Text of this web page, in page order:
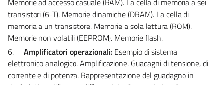
Memorie ad accesso casuale (RAM). La cella di memoria a sei
transistori (6-T). Memorie dinamiche (DRAM). La cella di
memoria a un transistore. Memorie a sola lettura (ROM).
Memorie non volatili (EEPROM). Memorie flash.
6. Amplificatori operazionali: Esempio di sistema
elettronico analogico. Amplificazione. Guadagni di tensione, di
corrente e di potenza. Rappresentazione del guadagno in